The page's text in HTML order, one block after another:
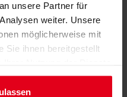
unsere Partner für
weiter. Unsere
möglicherweise mit
Sie ihnen bereitgestellt
hoher Relevanz. Die
ordnet die
ein und gibt praxisnahe